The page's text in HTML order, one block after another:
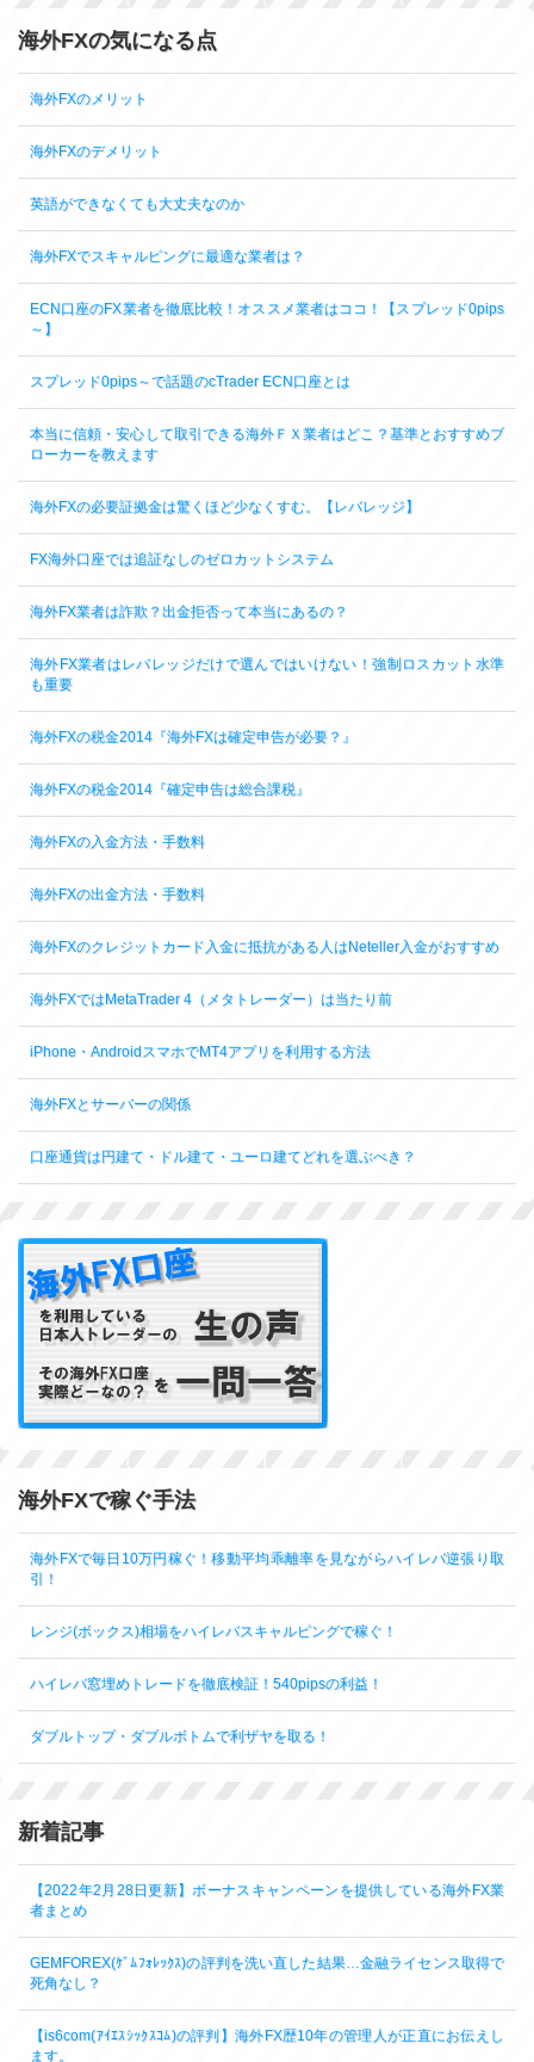
海外FXの気になる点
海外FXのメリット
海外FXのデメリット
英語ができなくても大丈夫なのか
海外FXでスキャルピングに最適な業者は？
ECN口座のFX業者を徹底比較！オススメ業者はココ！【スプレッド0pips
～】
スプレッド0pips～で話題のcTrader ECN口座とは
本当に信頼・安心して取引できる海外ＦＸ業者はどこ？基準とおすすめブ
ローカーを教えます
海外FXの必要証拠金は驚くほど少なくすむ。【レバレッジ】
FX海外口座では追証なしのゼロカットシステム
海外FX業者は詐欺？出金拒否って本当にあるの？
海外FX業者はレバレッジだけで選んではいけない！強制ロスカット水準
も重要
海外FXの税金2014『海外FXは確定申告が必要？』
海外FXの税金2014『確定申告は総合課税』
海外FXの入金方法・手数料
海外FXの出金方法・手数料
海外FXのクレジットカード入金に抵抗がある人はNeteller入金がおすすめ
海外FXではMetaTrader 4（メタトレーダー）は当たり前
iPhone・AndroidスマホでMT4アプリを利用する方法
海外FXとサーバーの関係
口座通貨は円建て・ドル建て・ユーロ建てどれを選ぶべき？
海外FXで稼ぐ手法
海外FXで毎日10万円稼ぐ！移動平均乖離率を見ながらハイレバ逆張り取
引！
レンジ(ボックス)相場をハイレバスキャルピングで稼ぐ！
ハイレバ窓埋めトレードを徹底検証！540pipsの利益！
ダブルトップ・ダブルボトムで利ザヤを取る！
新着記事
【2022年2月28日更新】ボーナスキャンペーンを提供している海外FX業
者まとめ
GEMFOREX(ｹﾞﾑﾌｫﾚｯｸｽ)の評判を洗い直した結果…金融ライセンス取得で
死角なし？
【is6com(ｱｲｴｽｼｯｸｽｺﾑ)の評判】海外FX歴10年の管理人が正直にお伝えし
ます。